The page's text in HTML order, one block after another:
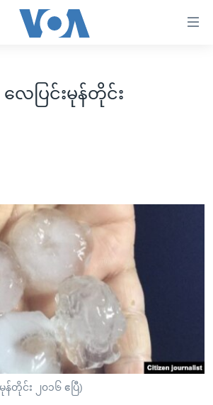
င်း
ခု အလွန်
ယ်
ာ
စာ
ျက်အလက်များ
ား
ေပြင်းမုန်တိုင်း
န်တိုင်း ၂၀၁၆ ဧပြီ)